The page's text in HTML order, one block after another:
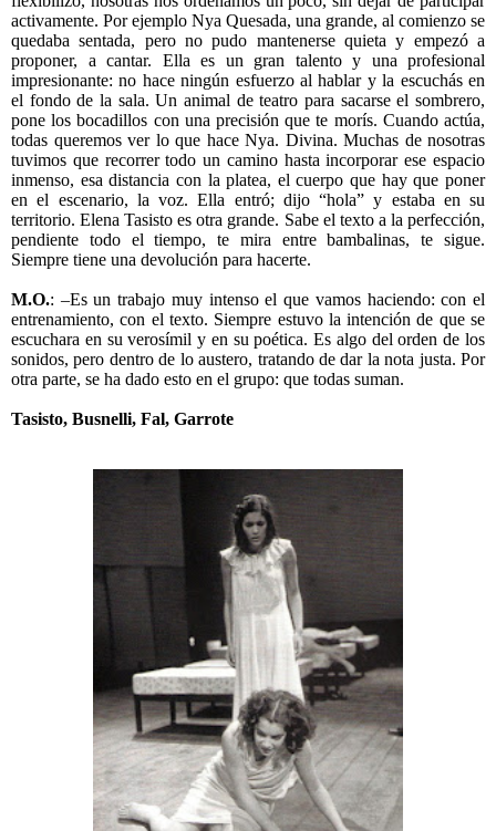
activamente. Por ejemplo Nya Quesada, una grande, al comienzo se
quedaba sentada, pero no pudo mantenerse quieta y empezó a
proponer, a cantar. Ella es un gran talento y una profesional
impresionante: no hace ningún esfuerzo al hablar y la escuchás en
el fondo de la sala. Un animal de teatro para sacarse el sombrero,
pone los bocadillos con una precisión que te morís. Cuando actúa,
todas queremos ver lo que hace Nya. Divina. Muchas de nosotras
tuvimos que recorrer todo un camino hasta incorporar ese espacio
inmenso, esa distancia con la platea, el cuerpo que hay que poner
en el escenario, la voz. Ella entró; dijo “hola” y estaba en su
territorio. Elena Tasisto es otra grande. Sabe el texto a la perfección,
pendiente todo el tiempo, te mira entre bambalinas, te sigue.
Siempre tiene una devolución para hacerte.
M.O.: –Es un trabajo muy intenso el que vamos haciendo: con el
entrenamiento, con el texto. Siempre estuvo la intención de que se
escuchara en su verosímil y en su poética. Es algo del orden de los
sonidos, pero dentro de lo austero, tratando de dar la nota justa. Por
otra parte, se ha dado esto en el grupo: que todas suman.
Tasisto, Busnelli, Fal, Garrote